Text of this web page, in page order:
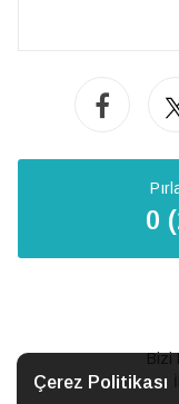
Çerez Politikası
0
Bizi